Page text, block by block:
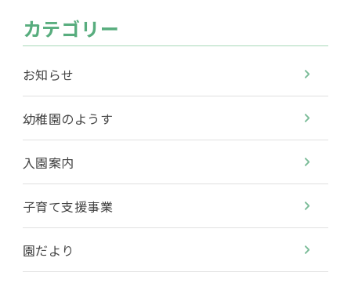
カテゴリー
お知らせ
幼稚園のようす
入園案内
子育て支援事業
園だより